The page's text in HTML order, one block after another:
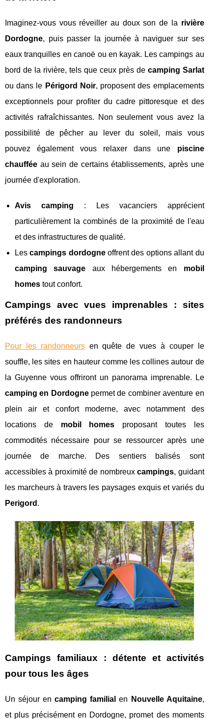
Imaginez-vous vous réveiller au doux son de la rivière
Dordogne, puis passer la journée à naviguer sur ses
eaux tranquilles en canoë ou en kayak. Les campings au
bord de la rivière, tels que ceux près de camping Sarlat
ou dans le Périgord Noir, proposent des emplacements
exceptionnels pour profiter du cadre pittoresque et des
activités rafraîchissantes. Non seulement vous avez la
possibilité de pêcher au lever du soleil, mais vous
pouvez également vous relaxer dans une piscine
chauffée au sein de certains établissements, après une
journée d'exploration.
Avis camping : Les vacanciers apprécient
particulièrement la combinés de la proximité de l'eau
et des infrastructures de qualité.
Lescampings dordogneoffrent des options allant du
camping sauvage aux hébergements en mobil
homes tout confort.
Campings avec vues imprenables : sites
préférés des randonneurs
Pour les randonneursen quête de vues à couper le
souffle, les sites en hauteur comme les collines autour de
la Guyenne vous offriront un panorama imprenable. Le
camping en Dordognepermet de combiner aventure en
plein air et confort moderne, avec notamment des
locations de mobil homes proposant toutes les
commodités nécessaire pour se ressourcer après une
journée de marche. Des sentiers balisés sont
accessibles à proximité de nombreuxcampings, guidant
les marcheurs à travers les paysages exquis et variés du
Perigord .
Campings familiaux : détente et activités
pour tous les âges
Un séjour encamping familial en Nouvelle Aquitaine,
et plus précisément en Dordogne, promet des moments